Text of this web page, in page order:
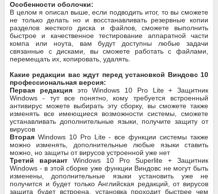
Особенности оболочки:
В целом я описал выше, если подводить итог, то вы сможете
не только делать но и восстанавливать резервные копии
разделов жесткого диска и файлов, сможете выполнить
быстрое и качественное тестирование аппаратной части
компа или ноута, вам будут доступны любые задачи
связанные с дисками, вы сможете работать с файлами,
перемещать их, копировать, удалять.
Какие редакции вас ждут перед установкой Виндовс 10
профессиональная версия:
Первая редакцияэто Windows 10 Pro Lite + Защитник
Windows - тут все понятно, кому требуется встроенный
антивирус можете выбирать эту сборку, вы сможете также
изменять все имеющиеся возможности системы, сможете
устанавливать дополнительные языки, получите защиту от
вирусов
Вторая Windows 10 Pro Lite - все функции системы также
можно изменять, дополнительные любые языки ставить
можно, но защиты от вирусов устроенной уже нет
Третий вариант Windows 10 Pro Superlite + Защитник
Windows - в этой сборке уже функции Виндовс не могут быть
изменены, дополнительные языки установить уже не
получится и будет только Английская редакций, от вирусов
защита будет встроена, установка проходит быстрее чем